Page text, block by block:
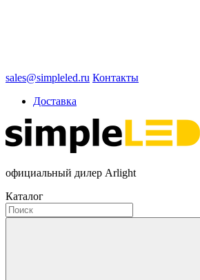
sales@simpleled.ru Контакты
Доставка
официальный дилер Arlight
Каталог